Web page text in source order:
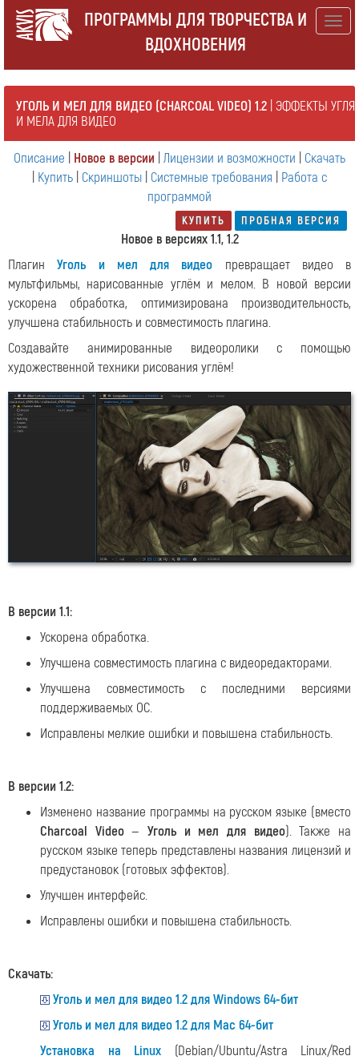
ПРОГРАММЫ ДЛЯ ТВОРЧЕСТВА И
ВДОХНОВЕНИЯ
УГОЛЬ И МЕЛ ДЛЯ ВИДЕО (CHARCOAL VIDEO) 1.2 | ЭФФЕКТЫ УГЛЯ
И МЕЛА ДЛЯ ВИДЕО
Описание Новое в версии Лицензии и возможности
Скачать
Купить Скриншоты Системные требования
Работа с
программой
КУПИТЬ ПРОБНАЯ ВЕРСИЯ
Новое в версиях 1.1, 1.2
ПлагинУголь и мел для видео превращает видео в
мультфильмы, нарисованные углём и мелом. В новой версии
ускорена обработка, оптимизирована производительность,
улучшена стабильность и совместимость плагина.
Создавайте анимированные видеоролики с помощью
художественной техники рисования углём!
В версии 1.1:
Ускорена обработка.
Улучшена совместимость плагина с видеоредакторами.
Улучшена совместимость с последними версиями
поддерживаемых ОС.
Исправлены мелкие ошибки и повышена стабильность.
В версии 1.2:
Изменено название программы на русском языке (вместо
Charcoal Video—Уголь и мел для видео). Также на
русском языке теперь представлены названия лицензий и
предустановок (готовых эффектов).
Улучшен интерфейс.
Исправлены ошибки и повышена стабильность.
Скачать:
Уголь и мел для видео 1.2 для Windows 64-бит
Уголь и мел для видео 1.2 для Mac 64-бит
Установка на Linux (Debian/Ubuntu/Astra Linux/Red